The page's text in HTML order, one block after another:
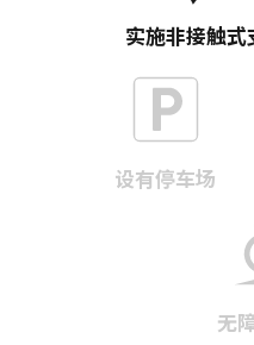
实施非接触式
设有停车场
无